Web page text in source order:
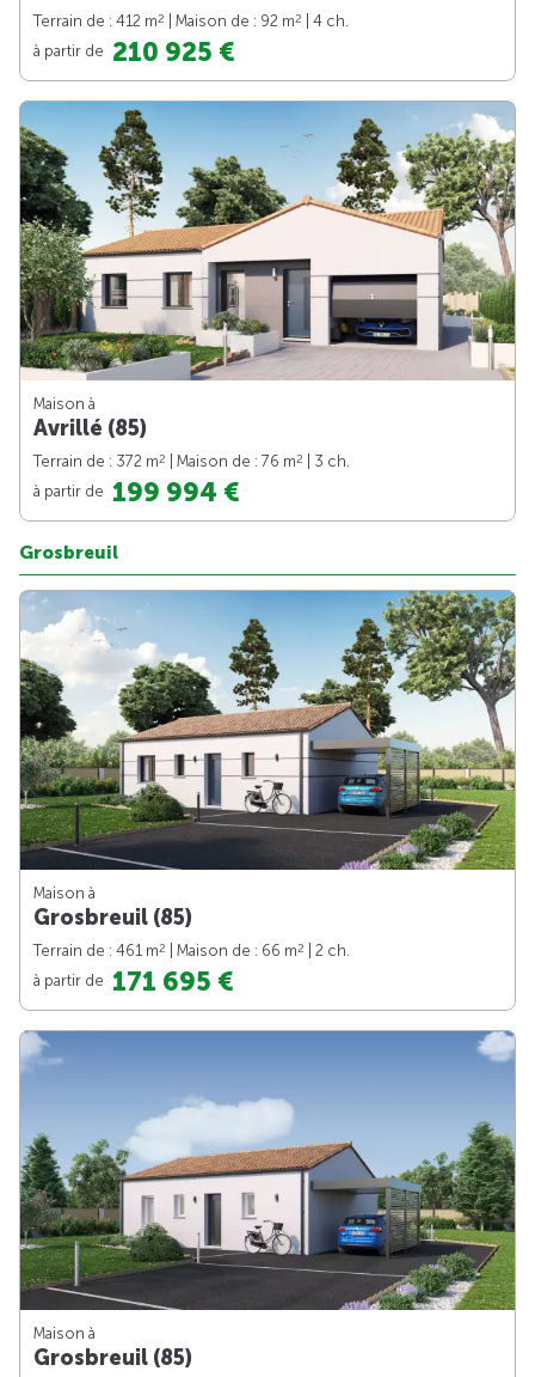
Terrain de : 412 m2 | Maison de : 92 m2
| 4 ch.
à partir de 210 925 €
Maison à
Avrillé (85)
Terrain de : 372 m2 | Maison de : 76 m2
| 3 ch.
à partir de 199 994 €
Grosbreuil
Maison à
Grosbreuil (85)
Terrain de : 461 m2 | Maison de : 66 m2
| 2 ch.
à partir de 171 695 €
Maison à
Grosbreuil (85)